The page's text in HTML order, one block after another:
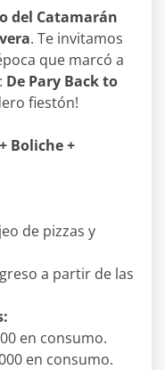
del Catamarán
. Te invitamos
que marcó a
De Pary Back to
fiestón!
Boliche +
de pizzas y
a partir de las
en consumo.
en consumo.